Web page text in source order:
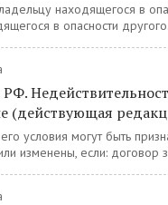
находящегося в
в опасности
(действующая
условия могут быть
изменены, если: договор